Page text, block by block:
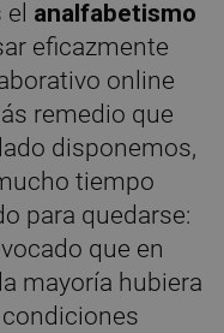
analfabetismo
eficazmente
online
remedio que
disponemos,
tiempo
para quedarse:
que en
mayoría hubiera